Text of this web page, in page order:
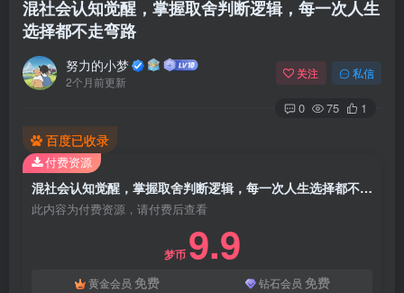
混社会认知觉醒，掌握取舍判断逻辑，每一次人生
选择都不走弯路
努力的小梦
2个月前更新
关注 私信
0 75 1
百度已收录
混社会认知觉醒，掌握取舍判断逻辑，每一次人生选择都不走弯路
此内容为付费资源，请付费后查看
梦币 9.9
黄金会员 免费 钻石会员 免费
付费资源